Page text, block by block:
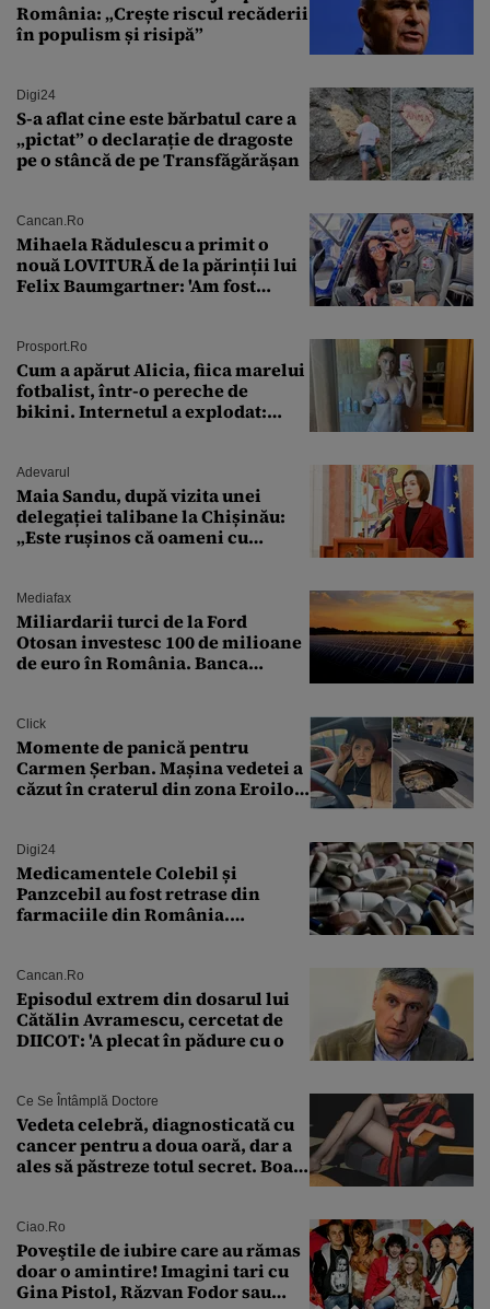
România: „Crește riscul recăderii
în populism și risipă”
Digi24
S-a aflat cine este bărbatul care a
„pictat” o declarație de dragoste
pe o stâncă de pe Transfăgărășan
Cancan.ro
Mihaela Rădulescu a primit o
nouă LOVITURĂ de la părinții lui
Felix Baumgartner: 'Am fost
Prosport.ro
Cum a apărut Alicia, fiica marelui
fotbalist, într-o pereche de
bikini. Internetul a explodat:
Adevarul
Maia Sandu, după vizita unei
delegației talibane la Chișinău:
„Este rușinos că oameni cu
Mediafax
Miliardarii turci de la Ford
Otosan investesc 100 de milioane
de euro în România. Banca
Click
Momente de panică pentru
Carmen Șerban. Mașina vedetei a
căzut în craterul din zona Eroilor:
Digi24
Medicamentele Colebil și
Panzcebil au fost retrase din
farmaciile din România.
Cancan.ro
Episodul extrem din dosarul lui
Cătălin Avramescu, cercetat de
DIICOT: 'A plecat în pădure cu o
Ce Se Întâmplă Doctore
Vedeta celebră, diagnosticată cu
cancer pentru a doua oară, dar a
ales să păstreze totul secret. Boala
Ciao.ro
Poveştile de iubire care au rămas
doar o amintire! Imagini tari cu
Gina Pistol, Răzvan Fodor sau